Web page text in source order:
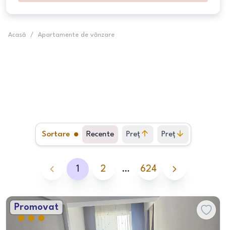
Acasă / Apartamente de vânzare
Sortare Recente Preț
crescător
Preț
descrescător
1 2 … 624
Promovat